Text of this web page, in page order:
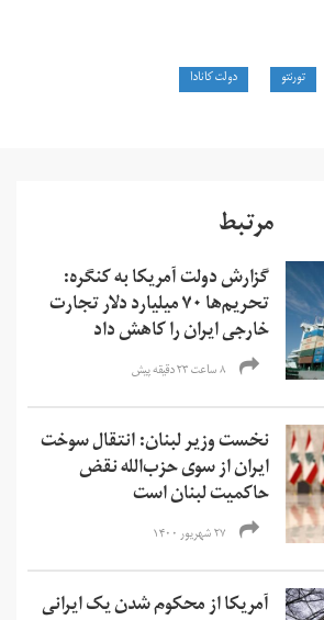
تورنتو دولت کانادا
مرتبط
گزارش دولت آمریکا به کنگره:
تحریم‌ها ۷۰ میلیارد دلار تجارت
خارجی ایران را کاهش داد
۸ ساعت ۲۳ دقیقه پیش
نخست وزیر لبنان: انتقال سوخت
ایران از سوی حزب‌الله نقض
حاکمیت لبنان است
۲۷ شهریور ۱۴۰۰
آمریکا از محکوم شدن یک ایرانی